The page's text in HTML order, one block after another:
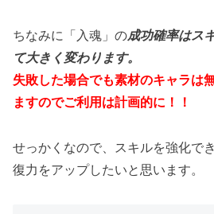
ちなみに「入魂」の成功確率はス
て大きく変わります。
失敗した場合でも素材のキャラは
ますのでご利用は計画的に！！
せっかくなので、スキルを強化で
復力をアップしたいと思います。